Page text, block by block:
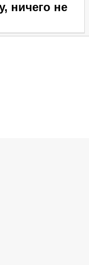
ничего не